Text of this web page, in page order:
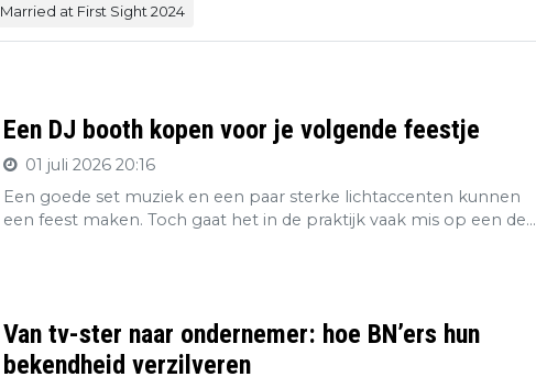
Married at First Sight 2024
Een DJ booth kopen voor je volgende feestje
01 juli 2026 20:16
Een goede set muziek en een paar sterke lichtaccenten kunnen
een feest maken. Toch gaat het in de praktijk vaak mis op een de...
Van tv-ster naar ondernemer: hoe BN’ers hun
bekendheid verzilveren